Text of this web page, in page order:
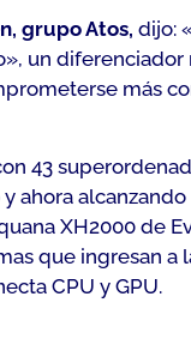
grupo Atos, dijo:
un
más
43
ahora
XH2000
que ingresan
CPU y GPU.